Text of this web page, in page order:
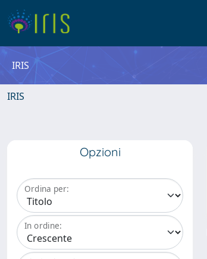
IRIS
IRIS
Opzioni
Ordina per:
In ordine: